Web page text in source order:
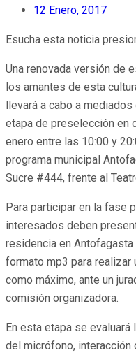
12 Enero, 2017
Esucha esta noticia
Una renovada versión de
los amantes de esta
llevará a cabo a
etapa de preselección en
enero entre las 10:00 y
programa municipal
Sucre #444, frente al
Para participar en la fase
interesados deben
residencia en
formato mp3 para realizar
como máximo, ante un
comisión organizadora.
En esta etapa se
del micrófono, interacción